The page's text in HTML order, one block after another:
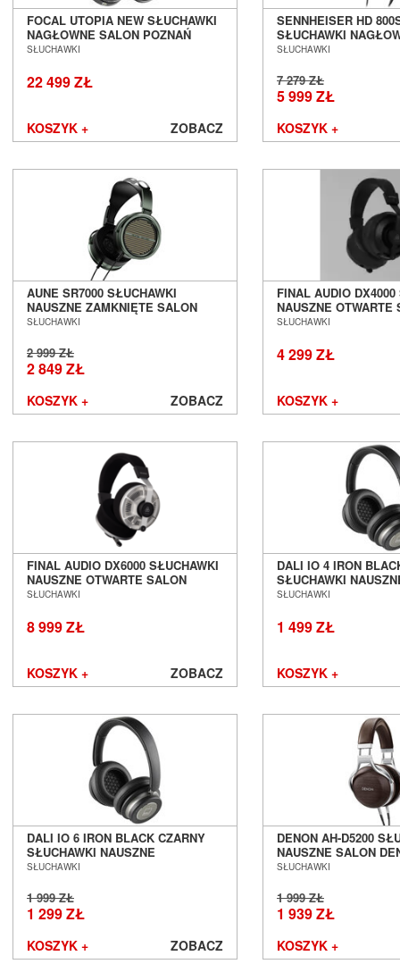
FOCAL UTOPIA NEW SŁUCHAWKI
NAGŁOWNE SALON POZNAŃ
WROCŁAW
SŁUCHAWKI
22 499 ZŁ
KOSZYK + ZOBACZ
SENNHEISER HD
SŁUCHAWKI
POZNAŃ WROCŁAW
SŁUCHAWKI
7 279 ZŁ
5 999 ZŁ
KOSZYK +
AUNE SR7000 SŁUCHAWKI
NAUSZNE ZAMKNIĘTE SALON
POZNAŃ WROCŁAW
SŁUCHAWKI
2 999 ZŁ
2 849 ZŁ
KOSZYK + ZOBACZ
FINAL AUDIO
NAUSZNE OTWARTE
POZNAŃ WROCŁAW
SŁUCHAWKI
4 299 ZŁ
KOSZYK +
FINAL AUDIO DX6000 SŁUCHAWKI
NAUSZNE OTWARTE SALON
POZNAŃ WROCŁAW
SŁUCHAWKI
8 999 ZŁ
KOSZYK + ZOBACZ
DALI IO 4 IRON
SŁUCHAWKI
BEZPRZEWODOWE
SŁUCHAWKI
1 499 ZŁ
KOSZYK +
DALI IO 6 IRON BLACK CZARNY
SŁUCHAWKI NAUSZNE
BEZPRZEWODOWE BLUETOOTH Z
POZNAŃ WROCŁAW
SŁUCHAWKI
1 999 ZŁ
1 299 ZŁ
KOSZYK + ZOBACZ
DENON AH-D5200
NAUSZNE SALON
WROCŁAW
SŁUCHAWKI
1 999 ZŁ
1 939 ZŁ
KOSZYK +